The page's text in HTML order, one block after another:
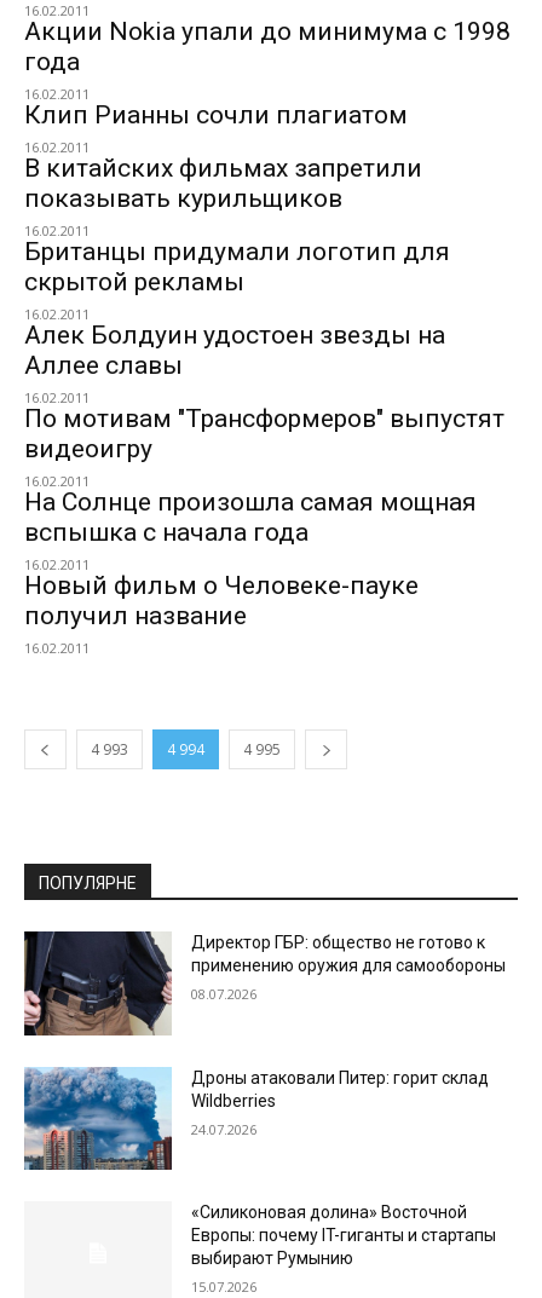
16.02.2011
Акции Nokia упали до минимума с 1998
года
16.02.2011
Клип Рианны сочли плагиатом
16.02.2011
В китайских фильмах запретили
показывать курильщиков
16.02.2011
Британцы придумали логотип для
скрытой рекламы
16.02.2011
Алек Болдуин удостоен звезды на
Аллее славы
16.02.2011
По мотивам "Трансформеров" выпустят
видеоигру
16.02.2011
На Солнце произошла самая мощная
вспышка с начала года
16.02.2011
Новый фильм о Человеке-пауке
получил название
16.02.2011
4 993 4 994 4 995
ПОПУЛЯРНЕ
Директор ГБР: общество не готово к
применению оружия для самообороны
08.07.2026
Дроны атаковали Питер: горит склад
Wildberries
24.07.2026
«Силиконовая долина» Восточной
Европы: почему IT-гиганты и стартапы
выбирают Румынию
15.07.2026